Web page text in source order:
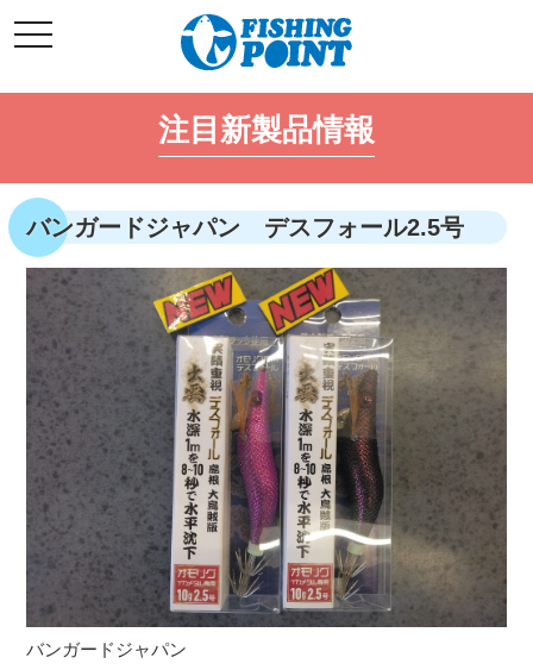
ン
ン
ス
キ
ッ
t
o
l
g
t
o
注目新製品情報
バンガードジャパン デスフォール2.5号
バンガードジャパン